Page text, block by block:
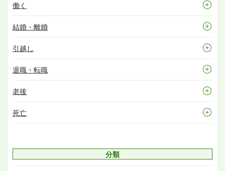
働く
結婚・離婚
引越し
退職・転職
老後
死亡
分類